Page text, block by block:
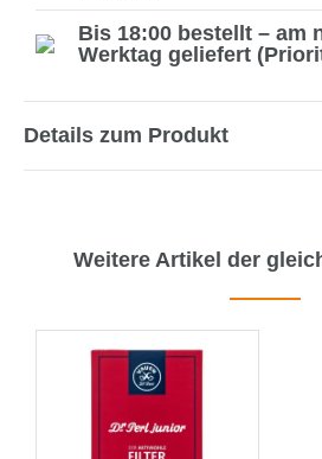
Bis 18:00 bestellt – am
Werktag geliefert
Details zum Produkt
Weitere Artikel der